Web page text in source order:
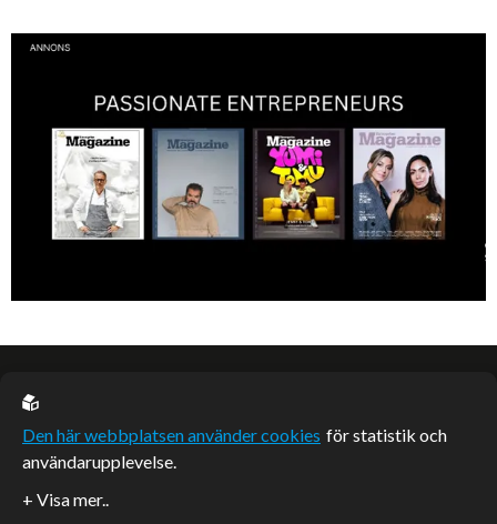
Vinnare av Hela Sverige Bakar 2017.
EU casino
Den här webbplatsen använder cookies för statistik och
användarupplevelse.